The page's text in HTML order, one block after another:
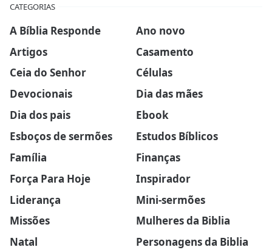
CATEGORIAS
A Bíblia Responde
Ano novo
Artigos
Casamento
Ceia do Senhor
Células
Devocionais
Dia das mães
Dia dos pais
Ebook
Esboços de sermões
Estudos Bíblicos
Família
Finanças
Força Para Hoje
Inspirador
Liderança
Mini-sermões
Missões
Mulheres da Biblia
Natal
Personagens da Biblia